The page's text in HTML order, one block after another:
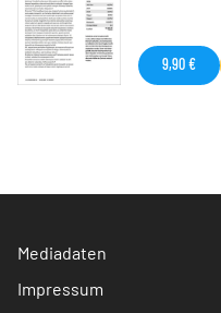
9,90 €
Mediadaten
Impressum